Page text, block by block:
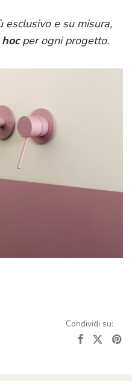
esclusivo e su misura,
per ogni progetto.